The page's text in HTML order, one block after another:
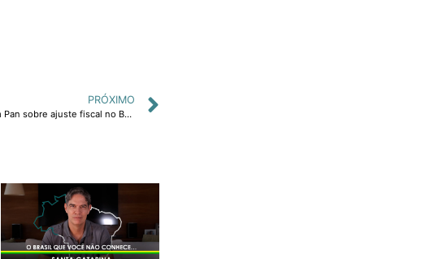
PRÓXIMO
Entrevista de Ricardo Amorim à Rádio Jovem Pan sobre ajuste fiscal no Brasil